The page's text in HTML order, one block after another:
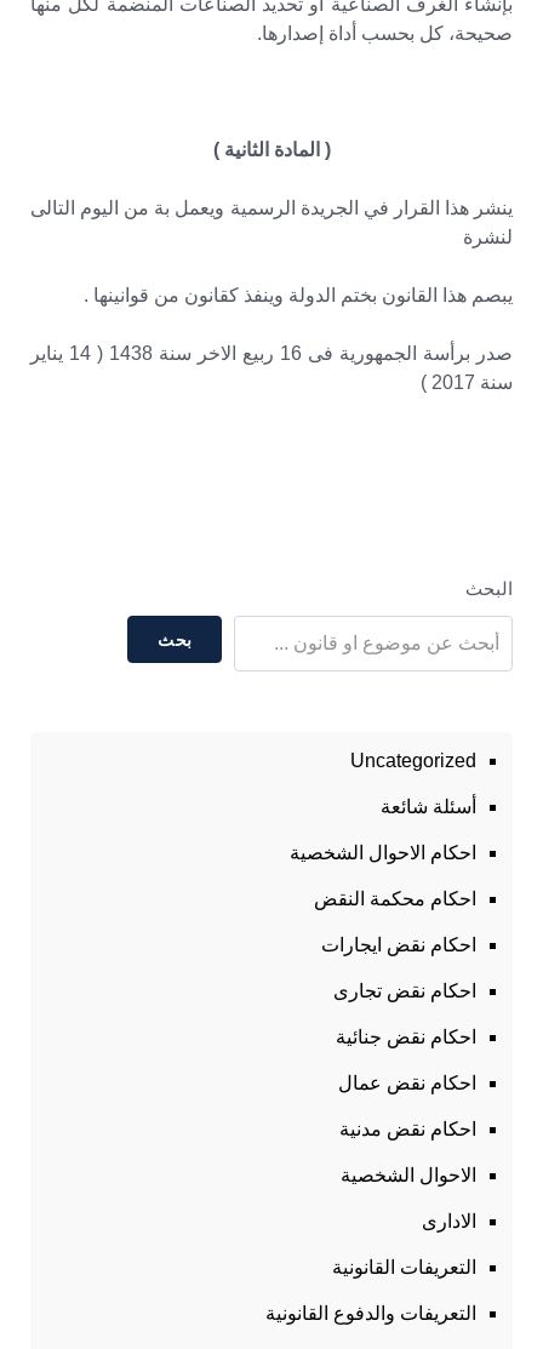
بإنشاء الغرف الصناعية أو تحديد الصناعات المنضمة لكل منها
صحيحة، كل بحسب أداة إصدارها.
( المادة الثانية )
ينشر هذا القرار في الجريدة الرسمية ويعمل بة من اليوم التالى
لنشرة
يبصم هذا القانون بختم الدولة وينفذ كقانون من قوانينها .
صدر برأسة الجمهورية فى 16 ربيع الاخر سنة 1438 ( 14 يناير
سنة 2017 )
البحث
بحث
Uncategorized
أسئلة شائعة
احكام الاحوال الشخصية
احكام محكمة النقض
احكام نقض ايجارات
احكام نقض تجارى
احكام نقض جنائية
احكام نقض عمال
احكام نقض مدنية
الاحوال الشخصية
الادارى
التعريفات القانونية
التعريفات والدفوع القانونية